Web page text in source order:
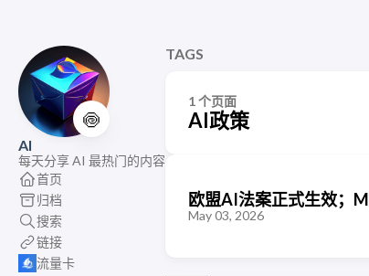
🍥
AI
每天分享 AI 最热门的内容
首页
归档
搜索
链接
流量卡
TAGS
1 个页面
AI政策
欧盟AI法案正式生效；
May 03, 2026